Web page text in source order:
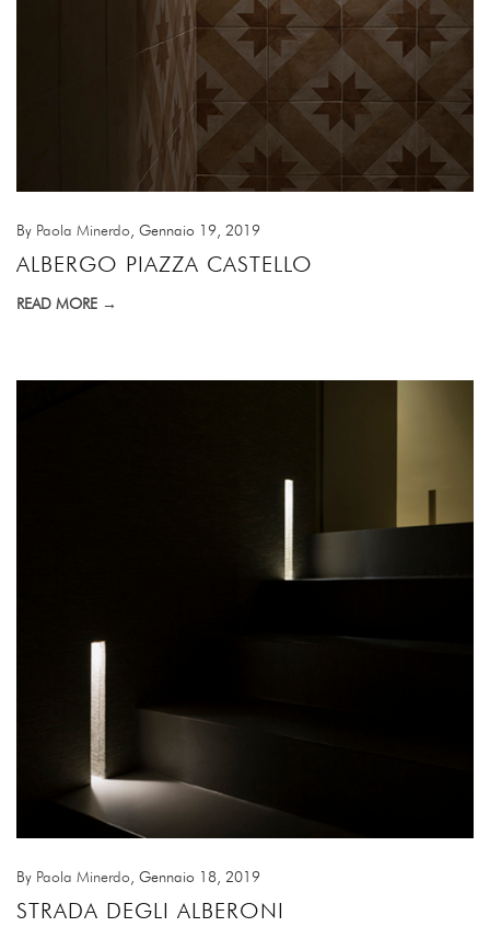
By Paola Minerdo , Gennaio 19, 2019
ALBERGO PIAZZA CASTELLO
READ MORE →
By Paola Minerdo , Gennaio 18, 2019
STRADA DEGLI ALBERONI